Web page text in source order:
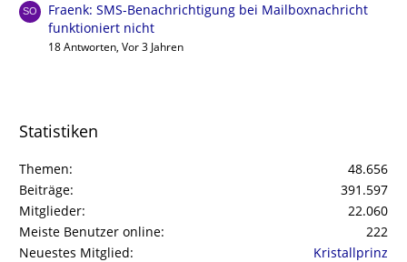
Fraenk: SMS-Benachrichtigung bei Mailboxnachricht
funktioniert nicht
18 Antworten, Vor 3 Jahren
Statistiken
Themen
48.656
Beiträge
391.597
Mitglieder
22.060
Meiste Benutzer online
222
Neuestes Mitglied
Kristallprinz